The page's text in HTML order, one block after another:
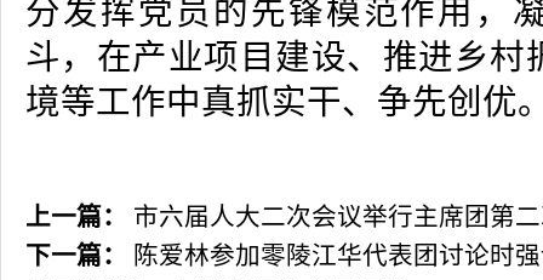
分发挥党员的先锋模范作用，
斗，在产业项目建设、推进乡村
境等工作中真抓实干、争先创优
上一篇：
市六届人大二次会议举行主席团第
下一篇：
陈爱林参加零陵江华代表团讨论时